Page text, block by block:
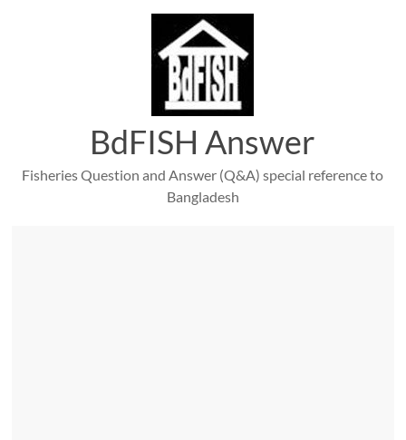
BdFISH Answer
Fisheries Question and Answer (Q&A) special reference to
Bangladesh